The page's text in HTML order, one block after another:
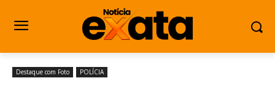
Destaque com Foto POLÍCIA